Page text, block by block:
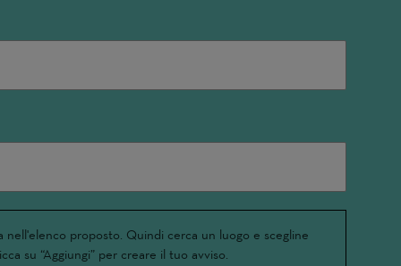
nell'elenco proposto. Quindi cerca un luogo e scegline
su “Aggiungi” per creare il tuo avviso.